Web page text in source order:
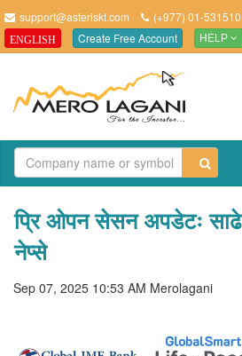
support@asteriskt.com (+977) 01-
ENGLISH Create Free Account HELP
प्रि ओपन सेसन अपडेटः
नेप्से
Sep 07, 2025 10:53 AM Merolagani